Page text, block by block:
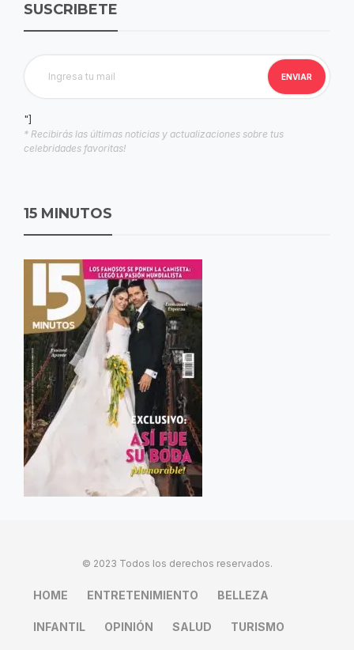
SUSCRIBETE
"]
* Recibirás las últimas noticias y actualizaciones sobre tus
celebridades favoritas!
15 MINUTOS
© 2023 Todos los derechos reservados.
HOME ENTRETENIMIENTO BELLEZA
INFANTIL OPINIÓN SALUD TURISMO